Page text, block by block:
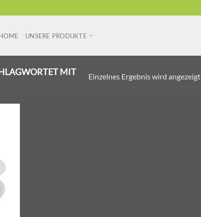
UNSERE PRODUKTE
MIT
Einzelnes Ergebnis wird angezeigt